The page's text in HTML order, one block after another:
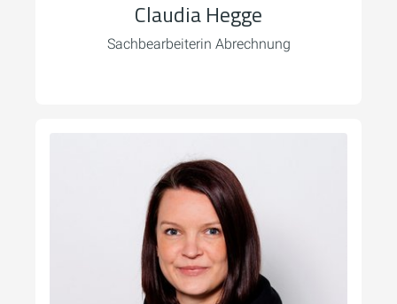
Claudia Hegge
Sachbearbeiterin Abrechnung